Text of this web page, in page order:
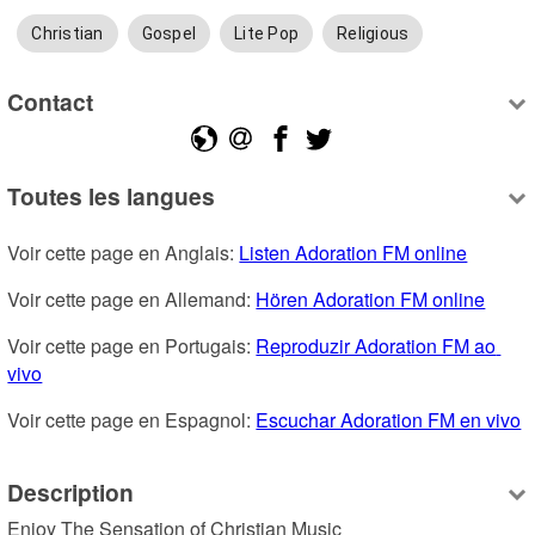
Christian Gospel Lite Pop Religious
Contact
Toutes les langues
Voir cette page en Anglais: Listen Adoration FM online
Voir cette page en Allemand: Hören Adoration FM online
Voir cette page en Portugais: Reproduzir Adoration FM ao
vivo
Voir cette page en Espagnol: Escuchar Adoration FM en vivo
Description
Enjoy The Sensation of Christian Music